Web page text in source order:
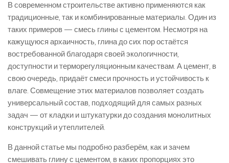
В современном строительстве активно применяются как
традиционные, так и комбинированные материалы. Один из
таких примеров — смесь глины с цементом. Несмотря на
кажущуюся архаичность, глина до сих пор остаётся
востребованной благодаря своей экологичности,
доступности и терморегуляционным качествам. А цемент, в
свою очередь, придаёт смеси прочность и устойчивость к
влаге. Совмещение этих материалов позволяет создать
универсальный состав, подходящий для самых разных
задач — от кладки и штукатурки до создания монолитных
конструкций и утеплителей.
В данной статье мы подробно разберём, как и зачем
смешивать глину с цементом, в каких пропорциях это